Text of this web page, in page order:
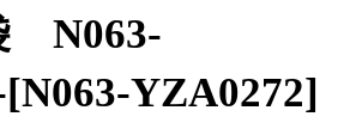
N063-
YZA0272]